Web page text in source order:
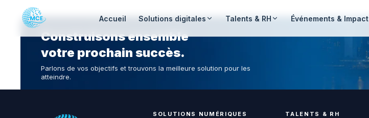
Accueil Solutions digitales Talents & RH Événements & Impact
Construisons ensemble
votre prochain succès.
Parlons de vos objectifs et trouvons la meilleure solution pour les
atteindre.
SOLUTIONS NUMÉRIQUES TALENTS & RH